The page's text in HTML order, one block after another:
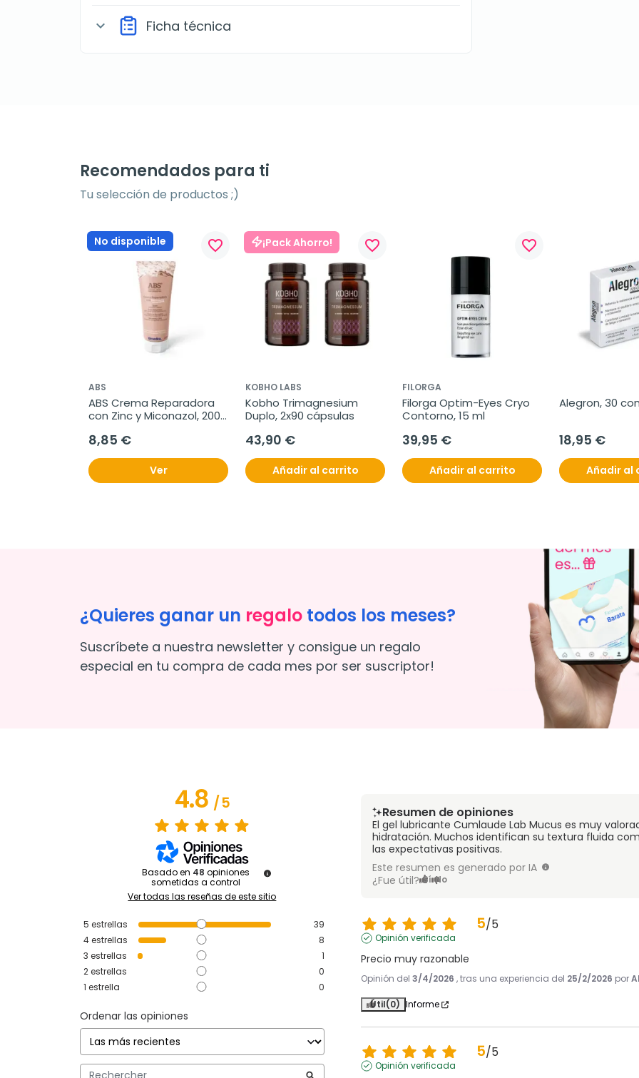
expand_more Ficha técnica
Recomendados para ti
Tu selección de productos ;)
No disponible favorite_border
ABS
ABS Crema Reparadora
con Zinc y Miconazol, 200
8,85 €
Ver
¡Pack Ahorro! favorite_border
KOBHO LABS
Kobho Trimagnesium
Duplo, 2x90 cápsulas
43,90 €
Añadir al carrito
favorite_border
FILORGA
Filorga Optim-Eyes Cryo
Contorno, 15 ml
39,95 €
Añadir al carrito
Alegron, 30
18,95 €
Añadir al
¿Quieres ganar un regalo todos los meses?
Suscríbete a nuestra newsletter y consigue un regalo
especial en tu compra de cada mes por ser suscriptor!
4.8/5
Basado en 48 opiniones
sometidas a control
Ver todas las reseñas de este sitio
5 estrellas
39
4estrellas
8
3 estrellas
1
2estrellas
0
1 estrella 0
Ordenar las opiniones
Resumen de opiniones
El gel lubricante Cumlaude Lab Mucus es muy
hidratación. Muchos identifican su textura fluida
las expectativas positivas.
Este resumen es generado por IA
¿Fue útil? Sí No
5/5
Opinión verificada
Precio muy razonable
Opinión del3/4/2026 , tras una experiencia del 25/2/2026 por
Útil(0) Informe
5/5
Opinión verificada